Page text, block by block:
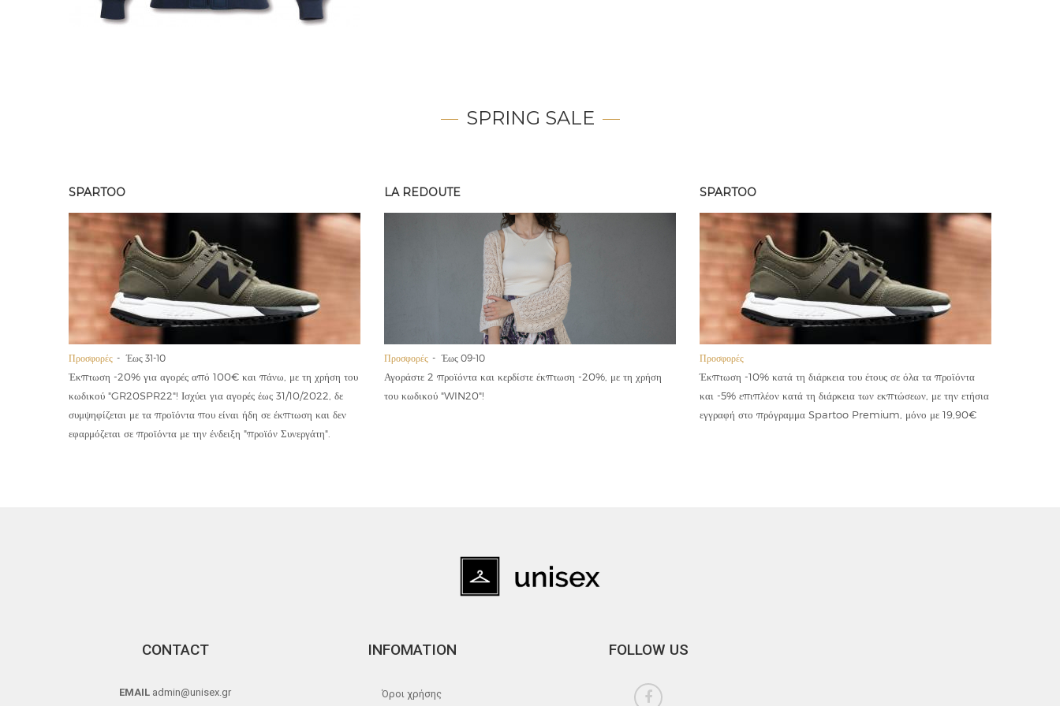
SPRING SALE
SPARTOO
Προσφορές Έως 31-10
Έκπτωση -20% για αγορές από 100€ και πάνω, με τη χρήση του
κωδικού "GR20SPR22"! Ισχύει για αγορές έως 31/10/2022, δε
συμψηφίζεται με τα προϊόντα που είναι ήδη σε έκπτωση και δεν
εφαρμόζεται σε προϊόντα με την ένδειξη "προϊόν Συνεργάτη".
LA REDOUTE
Προσφορές Έως 09-10
Αγοράστε 2 προϊόντα και κερδίστε έκπτωση -20%, με τη χρήση
του κωδικού "WIN20"!
SPARTOO
Προσφορές
Έκπτωση -10% κατά τη διάρκεια του έτους σε όλα τα προϊόντα
και -5% επιπλέον κατά τη διάρκεια των εκπτώσεων, με την ετήσια
εγγραφή στο πρόγραμμα Spartoo Premium, μόνο με 19,90€
CONTACT
EMAIL admin@unisex.gr
INFOMATION
Όροι χρήσης
FOLLOW US